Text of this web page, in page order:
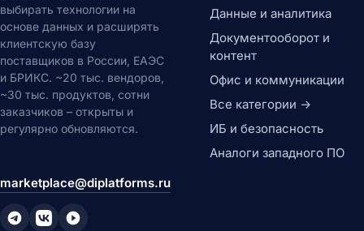
выбирать технологии на
основе данных и расширять
клиентскую базу
поставщиков в России, ЕАЭС
и БРИКС. ~20 тыс. вендоров,
~30 тыс. продуктов, сотни
заказчиков – открыты и
регулярно обновляются.
marketplace@diplatforms.ru
Данные и аналитика
Документооборот и
контент
Офис и коммуникации
Все категории →
ИБ и безопасность
Аналоги западного ПО